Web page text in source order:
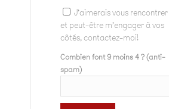
J'aimerais vous rencontrer
et peut-être m'engager à vos
côtés, contactez-moi!
Combien font 9 moins 4 ? (anti-
spam)